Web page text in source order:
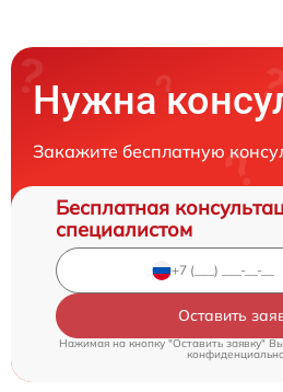
Нужна
Закажите бесплатную
Бесплатная
специалистом
Оставить
Нажимая на кнопку "Оставить заявку"